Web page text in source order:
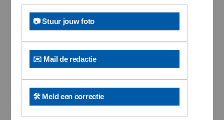
📷 Stuur jouw foto
✉️ Mail de redactie
🛠️ Meld een correctie